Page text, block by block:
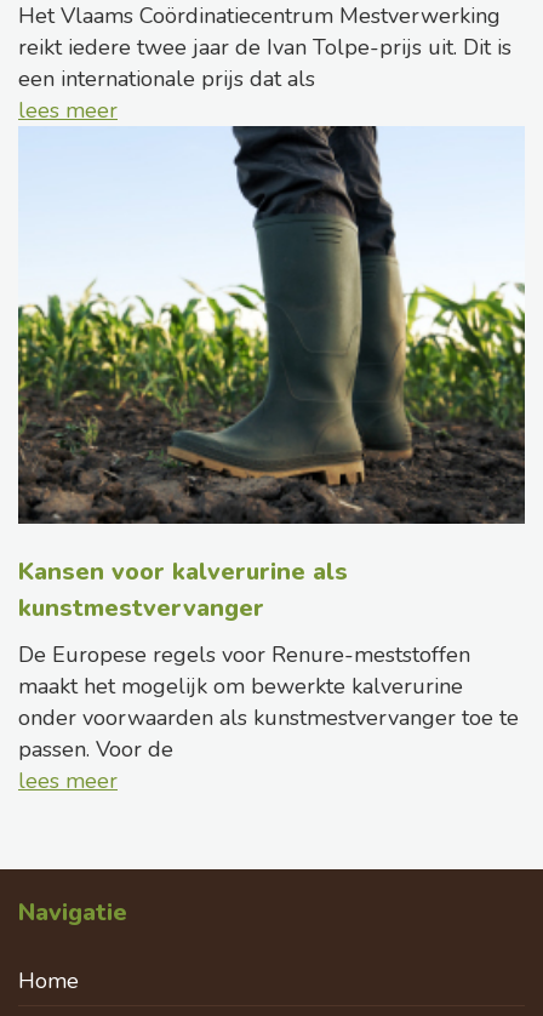
Het Vlaams Coördinatiecentrum Mestverwerking
reikt iedere twee jaar de Ivan Tolpe-prijs uit. Dit is
een internationale prijs dat als
lees meer
Kansen voor kalverurine als
kunstmestvervanger
De Europese regels voor Renure-meststoffen
maakt het mogelijk om bewerkte kalverurine
onder voorwaarden als kunstmestvervanger toe te
passen. Voor de
lees meer
Navigatie
Home